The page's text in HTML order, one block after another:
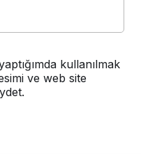
kullanılmak
ve web site